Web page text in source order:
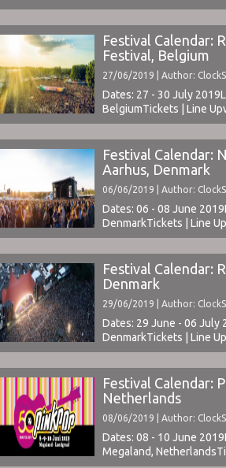
sur-Orge / Le Plessis-
per dayΧωρητικότητα: -
περιλαμβάνει: Green
Prophets Of Rage, Linkin
Festival Calendar:
Festival, Belgium
27/06/2019 | Author:
Dates: 27 - 30 July
BelgiumTickets | Line
Festival Calendar:
Aarhus, Denmark
06/06/2019 | Author:
Dates: 06 - 08 June
DenmarkTickets | Line
Festival Calendar:
Denmark
29/06/2019 | Author:
Dates: 29 June - 06 July
DenmarkTickets | Line
Festival Calendar:
Netherlands
08/06/2019 | Author:
Dates: 08 - 10 June
Megaland,